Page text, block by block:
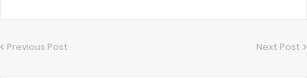
Previous Post Next Post